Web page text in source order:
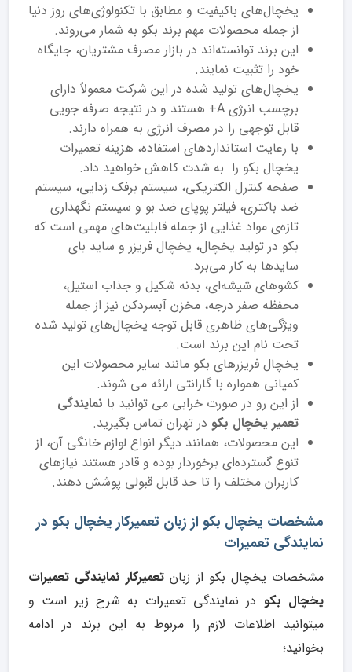
یخچال‌های باکیفیت و مطابق با تکنولوژی‌های روز دنیا
از جمله محصولات مهم برند بکو به شمار می‌روند.
این برند توانسته‌اند در بازار مصرف مشتریان، جایگاه
خود را تثبیت نمایند.
یخچال‌های تولید شده در این شرکت معمولاً دارای
برچسب انرژی A+ هستند و در نتیجه صرفه جویی
قابل توجهی را در مصرف انرژی به همراه دارند.
با رعایت استانداردهای استفاده، هزینه تعمیرات
یخچال بکو را به شدت کاهش خواهید داد.
صفحه کنترل الکتریکی، سیستم برفک زدایی، سیستم
ضد باکتری، فیلتر پوپای ضد بو و سیستم نگهداری
تازه‌ی مواد غذایی از جمله قابلیت‌های مهمی است که
بکو در تولید یخچال، یخچال فریزر و ساید بای
سایدها به کار می‌برد.
کشوهای شیشه‌ای، بدنه شکیل و جذاب استیل،
محفظه صفر درجه، مخزن آبسردکن نیز از جمله
ویژگی‌های ظاهری قابل توجه یخچال‌های تولید شده
تحت نام این برند است.
یخچال فریزرهای بکو مانند سایر محصولات این
کمپانی همواره با گارانتی ارائه می شوند.
از این رو در صورت خرابی می توانید با نمایندگی
تعمیر یخچال بکو در تهران تماس بگیرید.
این محصولات، همانند دیگر انواع لوازم خانگی آن، از
تنوع گسترده‌ای برخوردار بوده و قادر هستند نیازهای
کاربران مختلف را تا حد قابل قبولی پوشش دهند.
مشخصات یخچال بکو از زبان تعمیرکار یخچال بکو در
نمایندگی تعمیرات
مشخصات یخچال بکو از زبان تعمیرکار نمایندگی تعمیرات
یخچال بکو در نمایندگی تعمیرات به شرح زیر است و
میتوانید اطلاعات لازم را مربوط به این برند در ادامه
بخوانید؛